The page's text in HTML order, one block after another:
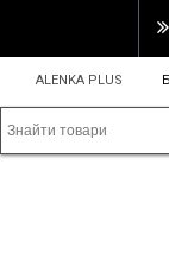
ALENKA PLUS